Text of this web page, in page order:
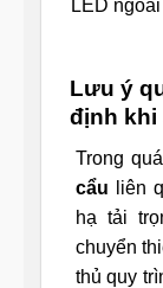
LED
Lưu ý
định khi
Trong
cẩu liên
hạ tải
chuyển
thủ quy